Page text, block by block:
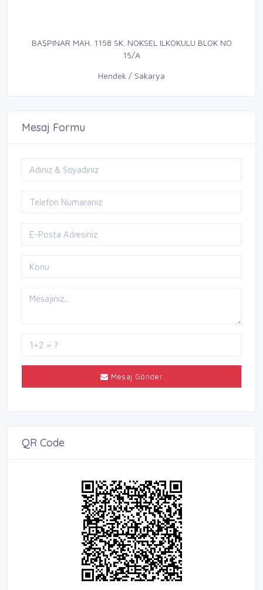
BAŞPINAR MAH. 1158 SK. NOKSEL ILKOKULU BLOK NO
15/A
Hendek / Sakarya
Mesaj Formu
Mesaj Gönder
QR Code